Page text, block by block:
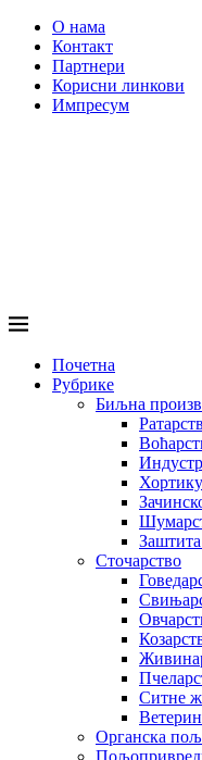
О нама
Контакт
Партнери
Корисни линкови
Импресум
Почетна
Рубрике
Биљна
Сточарство
Ситне
Органска